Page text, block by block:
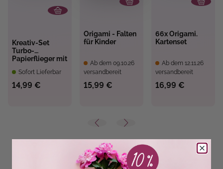
Kreativ-Set
Turbo-
Papierflieger mit
Sofort Lieferbar
14,99 €
Origami - Falten
für Kinder
Ab dem 09.10.26
versandbereit
15,99 €
66x Origami.
Kartenset
Ab dem 12.11.26
versandbereit
16,99 €